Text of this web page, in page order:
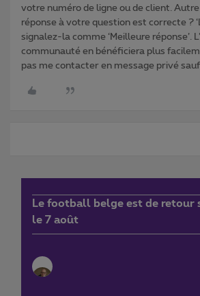
votre numéro de ligne ou de client. Autre
réponse à votre question est correcte ?
signalez-la comme ‘Meilleure réponse’.
communauté en bénéficiera plus
pas me contacter en message privé
Le football belge est de retour
le 7 août